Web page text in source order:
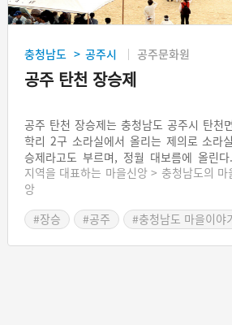
충청남도 > 공주시 공주문화원
공주 탄천 장승제
공주 탄천 장승제는 충청남도 공주시 탄천
학리 2구 소라실에서 올리는 제의로 소라
승제라고도 부르며, 정월 대보름에 올린
시작은 확실치 않으나 기록을 통해 조선 전
추측할 수 있다. 소라실 장승제는 독특한 특
많은데, 특히 개별적인 동편과 서편 두 마
장승제를 통해서 하나가 되는 점이 그렇다.
지역을 대표하는 마을신앙 > 충청남도의 마
앙
#장승
#공주 #충청남도 마을이야